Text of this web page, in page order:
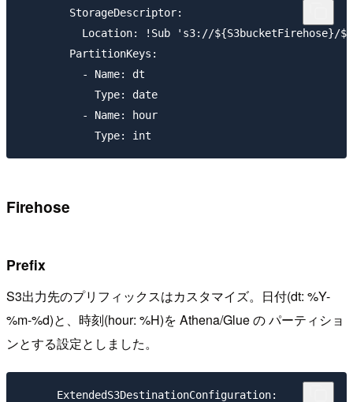
        StorageDescriptor:
Location: !Sub 's3://${S3bucketFirehose}/
        PartitionKeys:
          - Name: dt
            Type: date
          - Name: hour
Firehose
Prefix
S3出力先のプリフィックスはカスタマイズ。日付(dt: %Y-
%m-%d)と、時刻(hour: %H)を Athena/Glue の パーティショ
ンとする設定としました。
      ExtendedS3DestinationConfiguration: